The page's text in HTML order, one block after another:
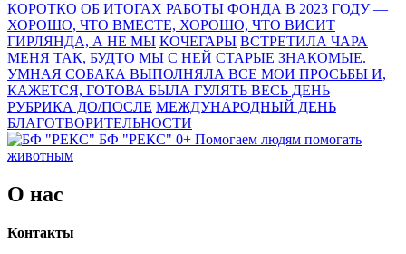
КОРОТКО ОБ ИТОГАХ РАБОТЫ ФОНДА В 2023 ГОДУ —
ХОРОШО, ЧТО ВМЕСТЕ, ХОРОШО, ЧТО ВИСИТ
ГИРЛЯНДА, А НЕ МЫ КОЧЕГАРЫ ВСТРЕТИЛА ЧАРА
МЕНЯ ТАК, БУДТО МЫ С НЕЙ СТАРЫЕ ЗНАКОМЫЕ.
УМНАЯ СОБАКА ВЫПОЛНЯЛА ВСЕ МОИ ПРОСЬБЫ И,
КАЖЕТСЯ, ГОТОВА БЫЛА ГУЛЯТЬ ВЕСЬ ДЕНЬ
РУБРИКА ДО/ПОСЛЕ МЕЖДУНАРОДНЫЙ ДЕНЬ
БЛАГОТВОРИТЕЛЬНОСТИ
БФ "РЕКС" 0+ Помогаем людям помогать
животным
О нас
Контакты